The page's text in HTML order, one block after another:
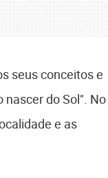
seus conceitos e
nascer do Sol". No
e as